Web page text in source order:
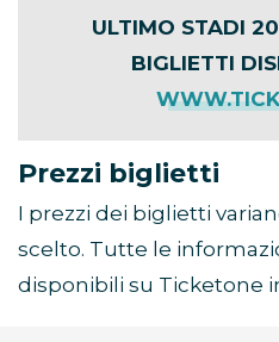
ULTIMO STADI
BIGLIETTI
Prezzi biglietti
I prezzi dei biglietti
scelto. Tutte le
disponibili su Ticketone